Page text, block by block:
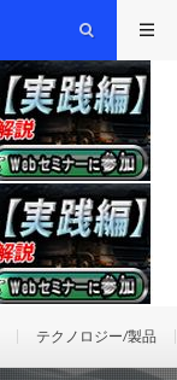
テクノロジー/製品